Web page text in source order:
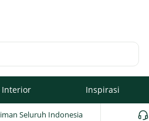
Interior Inspirasi
Seluruh Indonesia